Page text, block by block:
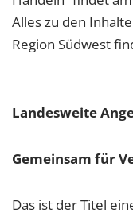
Alles zu den
Region Südwest
Landesweite
Gemeinsam für
Das ist der Titel